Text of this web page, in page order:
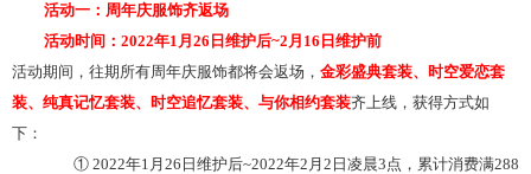
活动一 ： 周年庆服饰齐返场
活动时间 ： 2022年1月 26 日维护后~2月 16 日维护前
活动期间，往期所有周年庆服饰都将会返场， 金彩盛典套装、时空爱恋套
装、纯真记忆套装、时空追忆套装、与你相约套装齐上线，获得方式如
下：
① 2022年1月26 日维护后~2022年2月2日凌晨3点，累计消费满288